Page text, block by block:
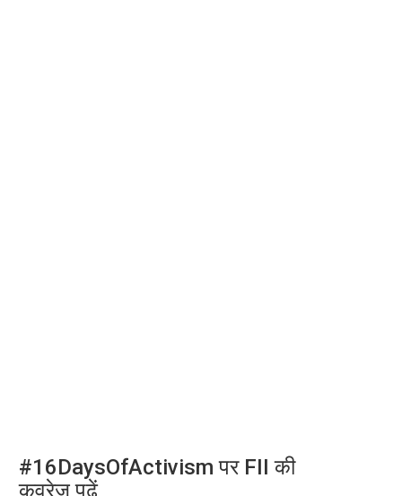
#16DaysOfActivism पर FII की
कवरेज पढ़ें